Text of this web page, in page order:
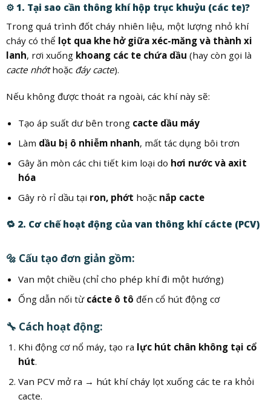
⚙️ 1. Tại sao cần thông khí hộp trục khuỷu (các te)?
Trong quá trình đốt cháy nhiên liệu, một lượng nhỏ khí
cháy có thể lọt qua khe hở giữa xéc-măng và thành xi
lanh, rơi xuống khoang các te chứa dầu (hay còn gọi là
cacte nhớthoặc đáy cacte).
Nếu không được thoát ra ngoài, các khí này sẽ:
Tạo áp suất dư bên trong cacte dầu máy
Làm dầu bị ô nhiễm nhanh, mất tác dụng bôi trơn
Gây ăn mòn các chi tiết kim loại do hơi nước và axit
hóa
Gây rò rỉ dầu tại ron, phớt hoặc nắp cacte
🔁 2. Cơ chế hoạt động của van thông khí cácte (PCV)
🔩 Cấu tạo đơn giản gồm:
Van một chiều (chỉ cho phép khí đi một hướng)
Ống dẫn nối từ cácte ô tô đến cổ hút động cơ
🔧 Cách hoạt động:
Khi động cơ nổ máy, tạo ra lực hút chân không tại cổ
hút.
Van PCV mở ra → hút khí cháy lọt xuống các te ra khỏi
cacte.